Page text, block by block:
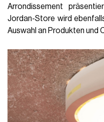
Arrondissement
Jordan-Store wird
Auswahl an Produkten und